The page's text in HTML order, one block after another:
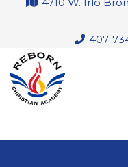
407-